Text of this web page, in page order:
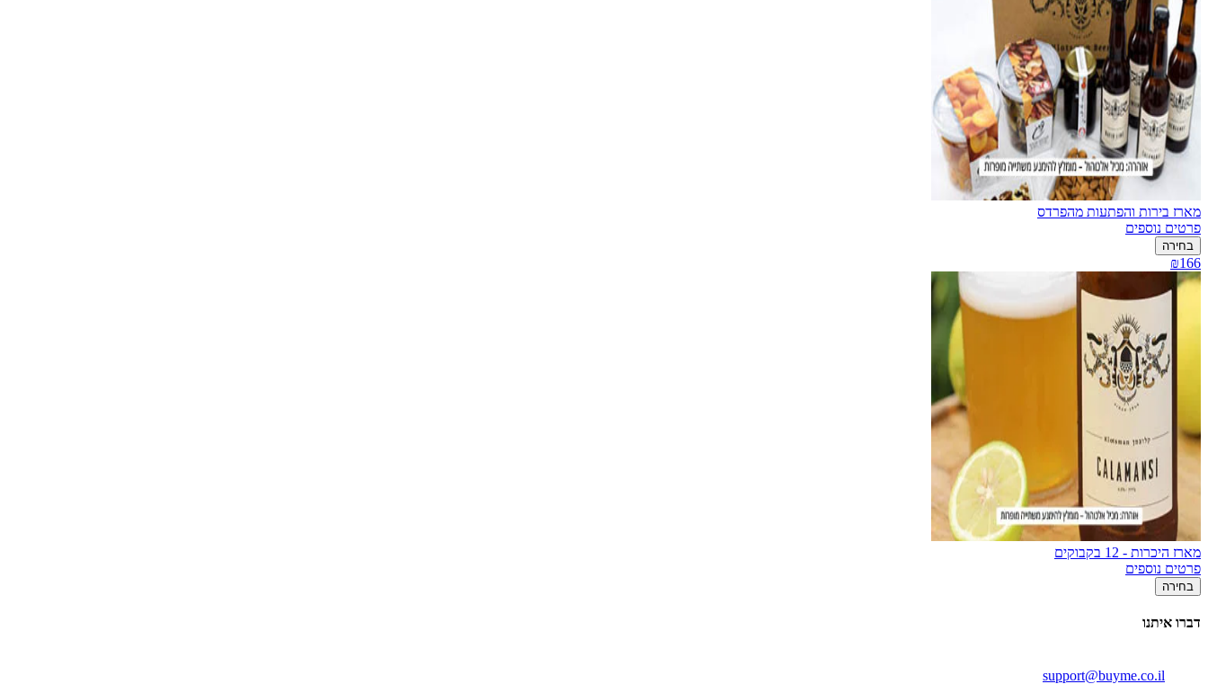
מארז בירות והפתעות מהפרדס
פרטים נוספים
בחירה
₪166
מארז היכרות - 12 בקבוקים
פרטים נוספים
בחירה
דברו איתנו
support@buyme.co.il